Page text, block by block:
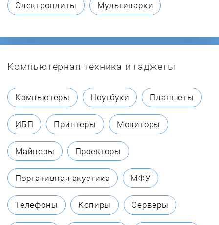
De Dietrich
De'Longhi
De Luxe
DEXP
ECOLUN
Электроплиты Мультиварки
Компьютерная техника и гаджеты
Компьютеры Ноутбуки Планшеты
ИБП Принтеры Мониторы
Майнеры Проекторы
Портативная акустика МФУ
Телефоны Копиры Серверы